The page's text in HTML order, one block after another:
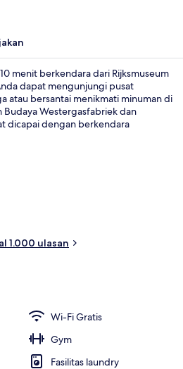
menit berkendara dari Rijksmuseum
dapat mengunjungi pusat
atau bersantai menikmati minuman di
Budaya Westergasfabriek dan
dicapai dengan berkendara
Sloterdijk NS berjarak 7 menit
Fockstraat berjarak 9 menit.
1.000 ulasan
Wi-Fi Gratis
Gym
Fasilitas laundry